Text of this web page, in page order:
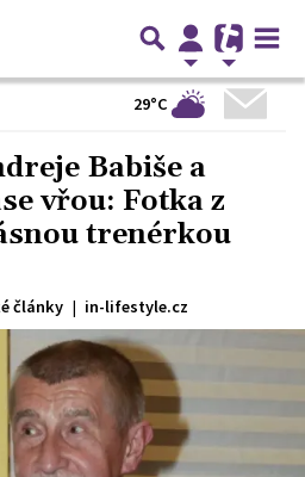
29°C
Babiše a
vřou: Fotka z
trenérkou
články | in-lifestyle.cz